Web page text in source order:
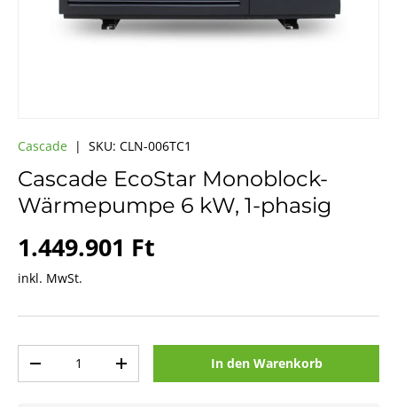
Cascade | SKU: CLN-006TC1
Cascade EcoStar Monoblock-
Wärmepumpe 6 kW, 1-phasig
Normaler Preis
1.449.901 Ft
inkl. MwSt.
Menge verringernMenge erhöhenIn den Warenkorb